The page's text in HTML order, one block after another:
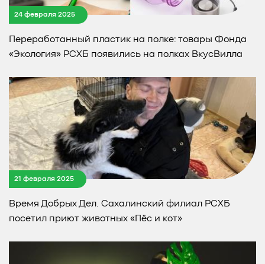
24 февраля 2025
Переработанный пластик на полке: товары Фонда
«Экология» РСХБ появились на полках ВкусВилла
21 февраля 2025
Время Добрых Дел. Сахалинский филиал РСХБ
посетил приют животных «Пёс и кот»